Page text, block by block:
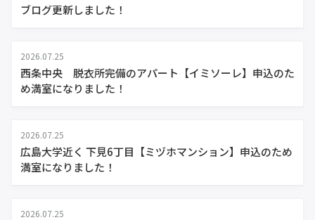
ブログ更新しました！
2026.07.25
西条中央 脱衣所完備のアパート【イミソーレ】申込のた
め満室になりました！
2026.07.25
広島大学近く 下見6丁目【ミヅホマンション】申込のため
満室になりました！
2026.07.25